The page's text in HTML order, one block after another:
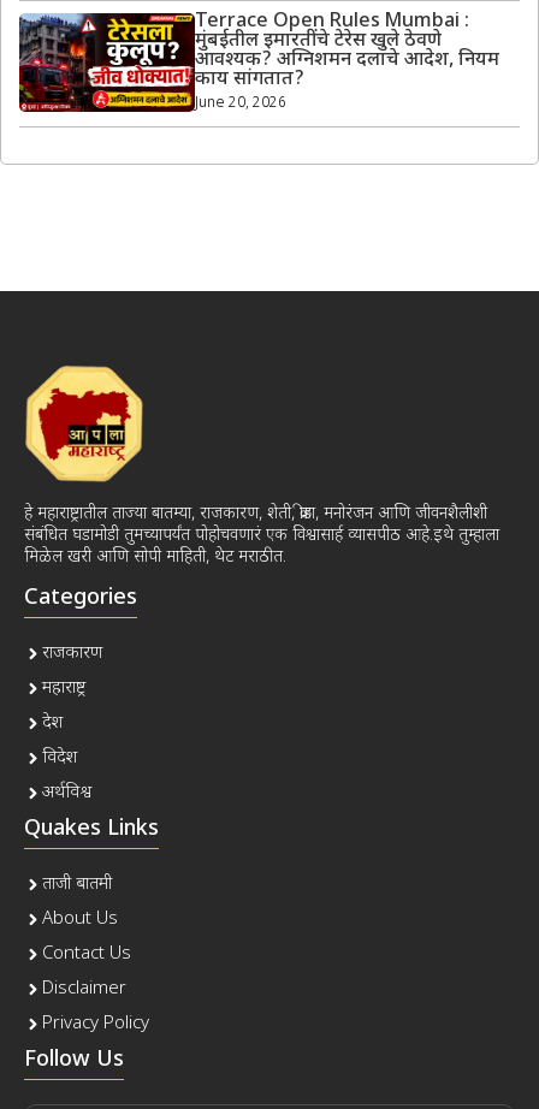
Terrace Open Rules Mumbai :
मुंबईतील इमारतींचे टेरेस खुले ठेवणे
आवश्यक? अग्निशमन दलाचे आदेश, नियम
काय सांगतात?
June 20, 2026
हे महाराष्ट्रातील ताज्या बातम्या, राजकारण, शेती, क्रीडा, मनोरंजन आणि जीवनशैलीशी
संबंधित घडामोडी तुमच्यापर्यंत पोहोचवणारं एक विश्वासार्ह व्यासपीठ आहे.इथे तुम्हाला
मिळेल खरी आणि सोपी माहिती, थेट मराठीत.
Categories
राजकारण
महाराष्ट्र
देश
विदेश
अर्थविश्व
Quakes Links
ताजी बातमी
About Us
Contact Us
Disclaimer
Privacy Policy
Follow Us